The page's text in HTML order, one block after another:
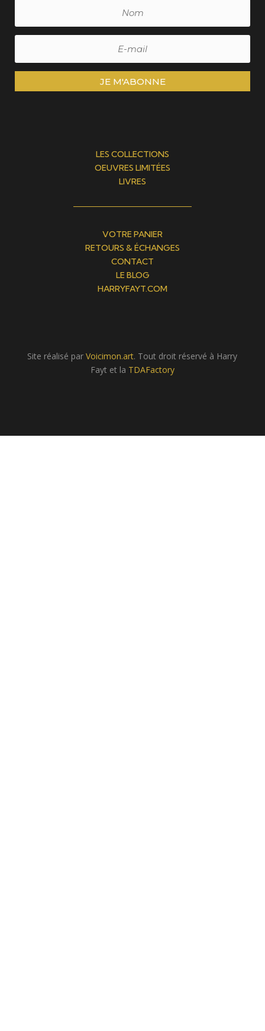
JE M'ABONNE
LES COLLECTIONS
OEUVRES LIMITÉES
LIVRES
VOTRE PANIER
RETOURS & ÉCHANGES
CONTACT
LE BLOG
HARRYFAYT.COM
Site réalisé parVoicimon.art. Tout droit réservé à Harry
Fayt et la TDAFactory